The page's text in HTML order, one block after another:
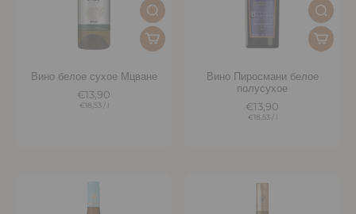
Вино белое сухое Мцване
€13,90
€18,53 / l
Вино Пиросмани белое
полусухое
€13,90
€18,53 / l